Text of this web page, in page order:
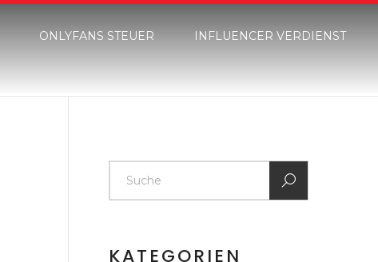
ONLYFANS STEUER INFLUENCER VERDIENST
KATEGORIEN